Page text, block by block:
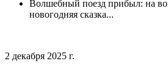
Волшебный поезд прибыл: на
новогодняя сказка...
2 декабря 2025 г.